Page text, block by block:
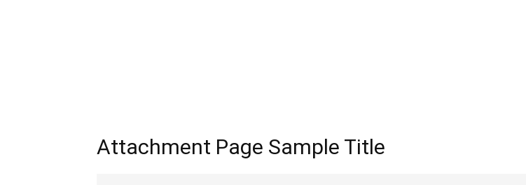
Attachment Page Sample Title